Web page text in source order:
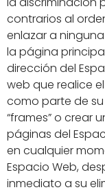
contrarios al
enlazar a
la página
dirección del
web que realice
como parte de
“frames” o crear
páginas del
en cualquier
Espacio Web,
inmediato a su